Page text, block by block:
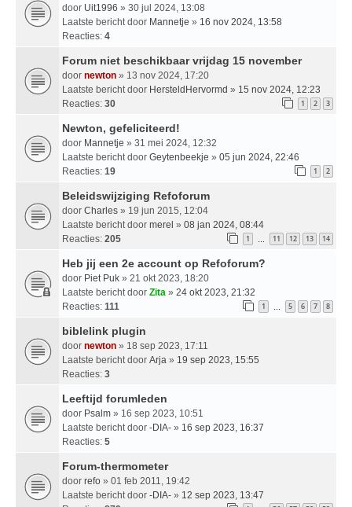
door Uit1996 » 30 jul 2024, 13:08
Laatste bericht door Mannetje » 16 nov 2024, 13:58
Reacties: 4
Forum niet beschikbaar vrijdag 15 november
door newton » 13 nov 2024, 17:20
Laatste bericht door HersteldHervormd » 15 nov 2024, 12:23
Reacties: 30 1 2 3
Newton, gefeliciteerd!
door Mannetje » 31 mei 2024, 12:32
Laatste bericht door Geytenbeekje » 05 jun 2024, 22:46
Reacties: 19 1 2
Beleidswijziging Refoforum
door Charles » 19 jun 2015, 12:04
Laatste bericht door merel » 08 jan 2024, 08:44
Reacties: 205 1 … 11 12 13 14
Heb jij een 2e account op Refoforum?
door Piet Puk » 21 okt 2023, 18:20
Laatste bericht door Zita » 24 okt 2023, 21:32
Reacties: 111 1 … 5 6 7 8
biblelink plugin
door newton » 18 sep 2023, 17:11
Laatste bericht door Arja » 19 sep 2023, 15:55
Reacties: 3
Leeftijd forumleden
door Psalm » 16 sep 2023, 10:51
Laatste bericht door -DIA- » 16 sep 2023, 16:37
Reacties: 5
Forum-thermometer
door refo » 01 feb 2011, 19:42
Laatste bericht door -DIA- » 12 sep 2023, 13:47